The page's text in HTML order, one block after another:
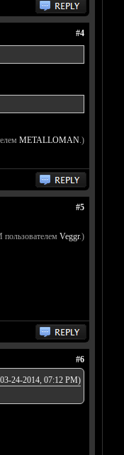
#4
METALLOMAN.)
#5
Veggr.)
#6
24-2014, 07:12 PM)